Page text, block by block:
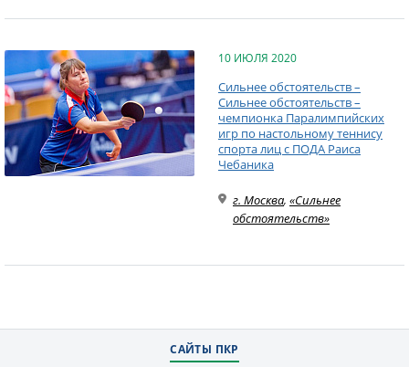
10 ИЮЛЯ 2020
Сильнее обстоятельств –
Сильнее обстоятельств –
чемпионка Паралимпийских
игр по настольному теннису
спорта лиц с ПОДА Раиса
Чебаника
г. Москва, «Сильнее
обстоятельств»
САЙТЫ ПКР